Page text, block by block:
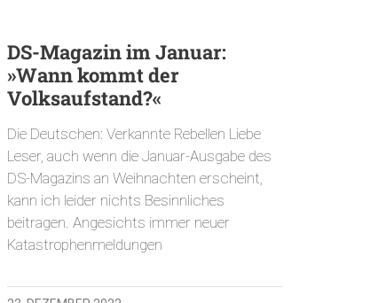
DS-Magazin im Januar:
»Wann kommt der
Volksaufstand?«
Die Deutschen: Verkannte Rebellen Liebe
Leser, auch wenn die Januar-Ausgabe des
DS-Magazins an Weihnachten erscheint,
kann ich leider nichts Besinnliches
beitragen. Angesichts immer neuer
Katastrophenmeldungen